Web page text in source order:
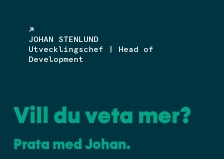
JOHAN STENLUND
Utvecklingschef | Head of
Development
Vill du veta mer?
Prata med Johan.